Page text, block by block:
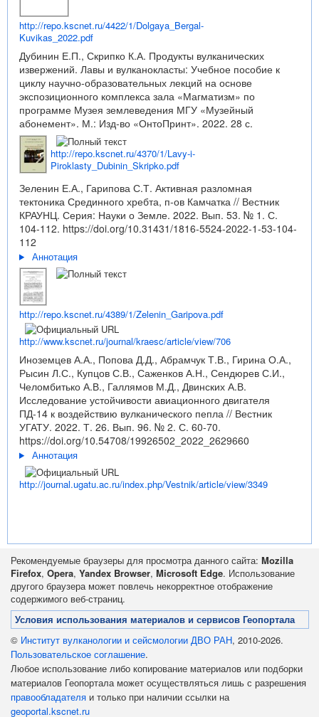
http://repo.kscnet.ru/4422/1/Dolgaya_Bergal-
Kuvikas_2022.pdf
Дубинин Е.П., Скрипко К.А. Продукты вулканических
извержений. Лавы и вулканокласты: Учебное пособие к
циклу научно-образовательных лекций на основе
экспозиционного комплекса зала «Магматизм» по
программе Музея землеведения МГУ «Музейный
абонемент». М.: Изд-во «ОнтоПринт». 2022. 28 с.
http://repo.kscnet.ru/4370/1/Lavy-i-
Piroklasty_Dubinin_Skripko.pdf
Зеленин Е.А., Гарипова С.Т. Активная разломная
тектоника Срединного хребта, п-ов Камчатка // Вестник
КРАУНЦ. Серия: Науки о Земле. 2022. Вып. 53. № 1. С.
104-112. https://doi.org/10.31431/1816-5524-2022-1-53-104-
112
Аннотация
http://repo.kscnet.ru/4389/1/Zelenin_Garipova.pdf
http://www.kscnet.ru/journal/kraesc/article/view/706
Иноземцев А.А., Попова Д.Д., Абрамчук Т.В., Гирина О.А.,
Рысин Л.С., Купцов С.В., Саженков А.Н., Сендюрев С.И.,
Челомбитько А.В., Галлямов М.Д., Двинских А.В.
Исследование устойчивости авиационного двигателя
ПД-14 к воздействию вулканического пепла // Вестник
УГАТУ. 2022. Т. 26. Вып. 96. № 2. С. 60-70.
https://doi.org/10.54708/19926502_2022_2629660
Аннотация
http://journal.ugatu.ac.ru/index.php/Vestnik/article/view/3349
Рекомендуемые браузеры для просмотра данного сайта: Mozilla
Firefox, Opera, Yandex Browser, Microsoft Edge. Использование
другого браузера может повлечь некорректное отображение
содержимого веб-страниц.
Условия использования материалов и сервисов Геопортала
© Институт вулканологии и сейсмологии ДВО РАН, 2010-2026.
Пользовательское соглашение.
Любое использование либо копирование материалов или подборки
материалов Геопортала может осуществляться лишь с разрешения
правообладателя и только при наличии ссылки на
geoportal.kscnet.ru